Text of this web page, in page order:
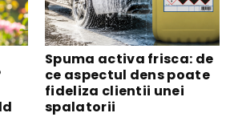
Spuma activa frisca: de
ce aspectul dens poate
fideliza clientii unei
spalatorii